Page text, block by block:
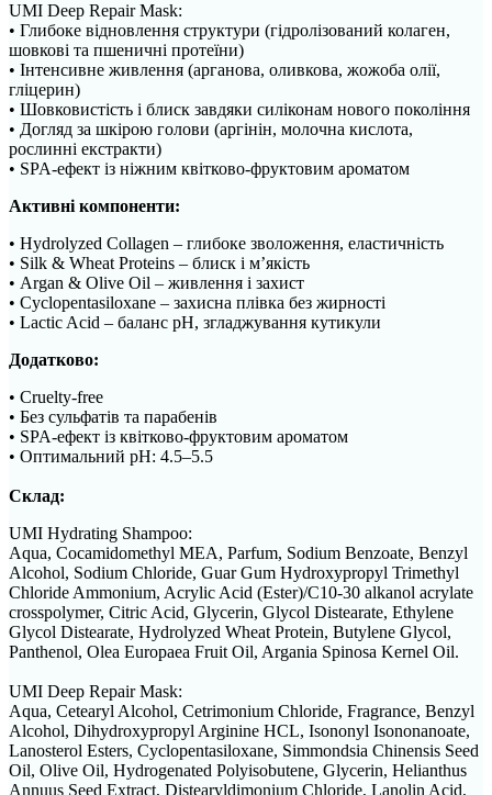
UMI Deep Repair Mask:
• Глибоке відновлення структури (гідролізований колаген,
шовкові та пшеничні протеїни)
• Інтенсивне живлення (арганова, оливкова, жожоба олії,
гліцерин)
• Шовковистість і блиск завдяки силіконам нового покоління
• Догляд за шкірою голови (аргінін, молочна кислота,
рослинні екстракти)
• SPA-ефект із ніжним квітково-фруктовим ароматом
Активні компоненти:
• Hydrolyzed Collagen – глибоке зволоження, еластичність
• Silk & Wheat Proteins – блиск і м’якість
• Argan & Olive Oil – живлення і захист
• Cyclopentasiloxane – захисна плівка без жирності
• Lactic Acid – баланс pH, згладжування кутикули
Додатково:
• Cruelty-free
• Без сульфатів та парабенів
• SPA-ефект із квітково-фруктовим ароматом
• Оптимальний pH: 4.5–5.5
Склад:
UMI Hydrating Shampoo:
Aqua, Cocamidomethyl MEA, Parfum, Sodium Benzoate, Benzyl
Alcohol, Sodium Chloride, Guar Gum Hydroxypropyl Trimethyl
Chloride Ammonium, Acrylic Acid (Ester)/C10-30 alkanol acrylate
crosspolymer, Citric Acid, Glycerin, Glycol Distearate, Ethylene
Glycol Distearate, Hydrolyzed Wheat Protein, Butylene Glycol,
Panthenol, Olea Europaea Fruit Oil, Argania Spinosa Kernel Oil.
UMI Deep Repair Mask:
Aqua, Cetearyl Alcohol, Cetrimonium Chloride, Fragrance, Benzyl
Alcohol, Dihydroxypropyl Arginine HCL, Isononyl Isononanoate,
Lanosterol Esters, Cyclopentasiloxane, Simmondsia Chinensis Seed
Oil, Olive Oil, Hydrogenated Polyisobutene, Glycerin, Helianthus
Annuus Seed Extract, Distearyldimonium Chloride, Lanolin Acid,